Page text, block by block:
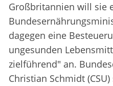
Großbritannien will sie
dagegen eine
ungesunden
zielführend" an.
Christian Schmidt